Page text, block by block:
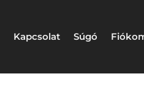
Kapcsolat Súgó